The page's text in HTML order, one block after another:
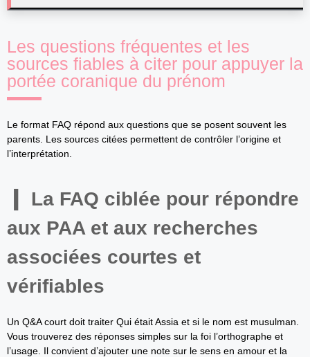
Les questions fréquentes et les
sources fiables à citer pour appuyer la
portée coranique du prénom
Le format FAQ répond aux questions que se posent souvent les
parents. Les sources citées permettent de contrôler l’origine et
l’interprétation.
La FAQ ciblée pour répondre
aux PAA et aux recherches
associées courtes et
vérifiables
Un Q&A court doit traiter Qui était Assia et si le nom est musulman.
Vous trouverez des réponses simples sur la foi l’orthographe et
l’usage. Il convient d’ajouter une note sur le sens en amour et la